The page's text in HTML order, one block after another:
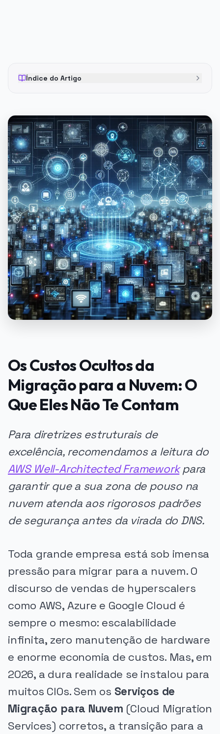
Índice do Artigo
Os Custos Ocultos da
Migração para a Nuvem: O
Que Eles Não Te Contam
Para diretrizes estruturais de
excelência, recomendamos a leitura do
AWS Well-Architected Frameworkpara
garantir que a sua zona de pouso na
nuvem atenda aos rigorosos padrões
de segurança antes da virada do DNS.
Toda grande empresa está sob imensa
pressão para migrar para a nuvem. O
discurso de vendas de hyperscalers
como AWS, Azure e Google Cloud é
sempre o mesmo: escalabilidade
infinita, zero manutenção de hardware
e enorme economia de custos. Mas, em
2026, a dura realidade se instalou para
muitos CIOs. Sem os Serviços de
Migração para Nuvem (Cloud Migration
Services) corretos, a transição para a